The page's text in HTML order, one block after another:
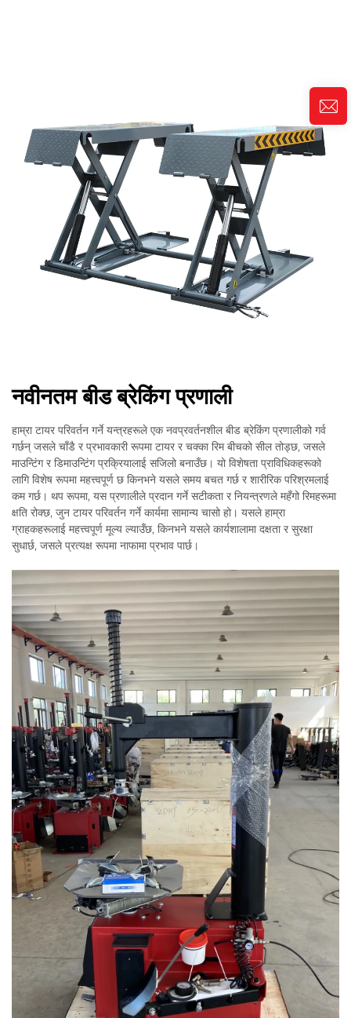
नवीनतम बीड ब्रेकिंग प्रणाली
हाम्रा टायर परिवर्तन गर्ने यन्त्रहरूले एक नवप्रवर्तनशील बीड ब्रेकिंग प्रणालीको गर्व
गर्छन् जसले चाँडै र प्रभावकारी रूपमा टायर र चक्का रिम बीचको सील तोड्छ, जसले
माउन्टिंग र डिमाउन्टिंग प्रक्रियालाई सजिलो बनाउँछ। यो विशेषता प्राविधिकहरूको
लागि विशेष रूपमा महत्त्वपूर्ण छ किनभने यसले समय बचत गर्छ र शारीरिक परिश्रमलाई
कम गर्छ। थप रूपमा, यस प्रणालीले प्रदान गर्ने सटीकता र नियन्त्रणले महँगो रिमहरूमा
क्षति रोक्छ, जुन टायर परिवर्तन गर्ने कार्यमा सामान्य चासो हो। यसले हाम्रा
ग्राहकहरूलाई महत्त्वपूर्ण मूल्य ल्याउँछ, किनभने यसले कार्यशालामा दक्षता र सुरक्षा
सुधार्छ, जसले प्रत्यक्ष रूपमा नाफामा प्रभाव पार्छ।